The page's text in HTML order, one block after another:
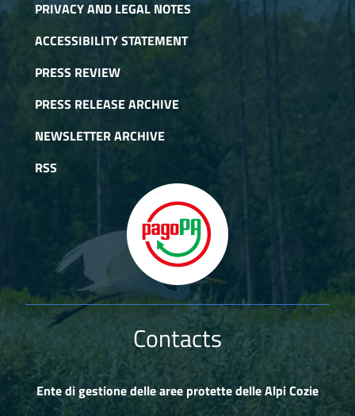
PRIVACY AND LEGAL NOTES
ACCESSIBILITY STATEMENT
PRESS REVIEW
PRESS RELEASE ARCHIVE
NEWSLETTER ARCHIVE
RSS
Contacts
Ente di gestione delle aree protette delle Alpi Cozie